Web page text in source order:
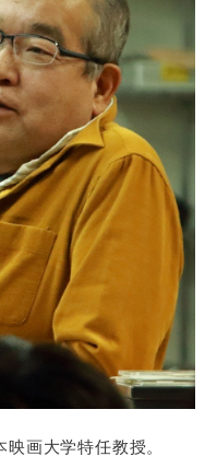
画大学特任教授。